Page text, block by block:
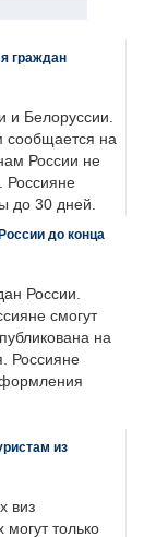
граждан
и Белоруссии.
сообщается на
России не
Россияне
до 30 дней.
до конца
России.
смогут
на
Россияне
из
виз
только